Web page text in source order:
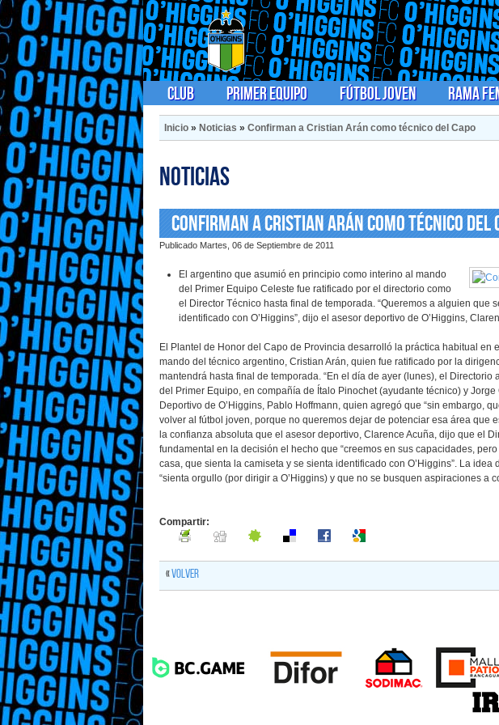
Club Primer Equipo Fútbol Joven Rama
Inicio » Noticias » Confirman a Cristian Arán como técnico del Capo
Noticias
Confirman a Cristian Arán como técnico del
Publicado Martes, 06 de Septiembre de 2011
El argentino que asumió en principio como interino al mando
del Primer Equipo Celeste fue ratificado por el directorio como
el Director Técnico hasta final de temporada. “Queremos a alguien que
identificado con O’Higgins”, dijo el asesor deportivo de O’Higgins,
El Plantel de Honor del Capo de Provincia desarrolló la práctica habitual en
mando del técnico argentino, Cristian Arán, quien fue ratificado por la
mantendrá hasta final de temporada. “En el día de ayer (lunes), el Directorio
del Primer Equipo, en compañía de Ítalo Pinochet (ayudante técnico) y
Deportivo de O’Higgins, Pablo Hoffmann, quien agregó que “sin embargo,
volver al fútbol joven, porque no queremos dejar de potenciar esa área que
la confianza absoluta que el asesor deportivo, Clarence Acuña, dijo que el
fundamental en la decisión el hecho que “creemos en sus capacidades,
casa, que sienta la camiseta y se sienta identificado con O’Higgins”. La
“sienta orgullo (por dirigir a O’Higgins) y que no se busquen aspiraciones a
Compartir:
«Volver